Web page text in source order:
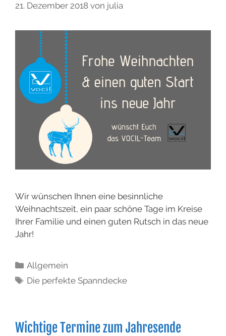
21. Dezember 2018 von julia
Wir wünschen Ihnen eine besinnliche
Weihnachtszeit, ein paar schöne Tage im Kreise
Ihrer Familie und einen guten Rutsch in das neue
Jahr!
Allgemein
Die perfekte Spanndecke
Wichtige Termine zum Jahresende